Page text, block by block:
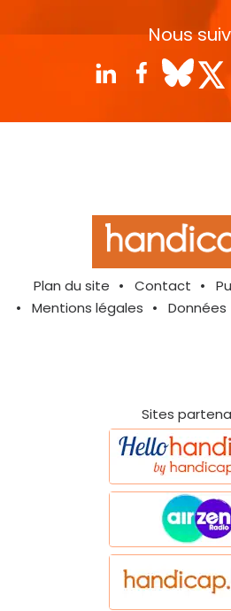
Nous
Plan du site Contact
Mentions légales
Données
Sites